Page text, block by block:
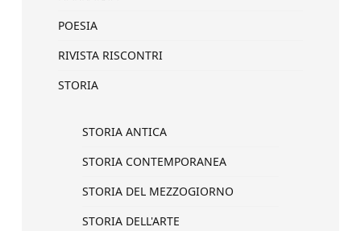
POESIA
RIVISTA RISCONTRI
STORIA
STORIA ANTICA
STORIA CONTEMPORANEA
STORIA DEL MEZZOGIORNO
STORIA DELL'ARTE